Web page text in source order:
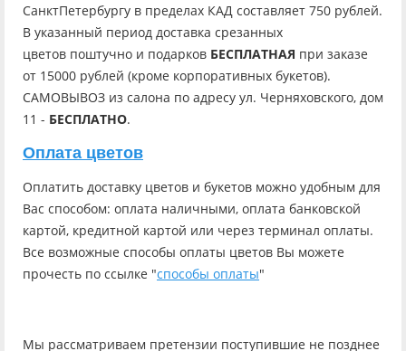
СанктПетербургу в пределах КАД составляет 750 рублей.
В указанный период доставка срезанных
цветов поштучно и подарков БЕСПЛАТНАЯ при заказе
от 15000 рублей (кроме корпоративных букетов).
САМОВЫВОЗ из салона по адресу ул. Черняховского, дом
11 - БЕСПЛАТНО.
Оплата цветов
Оплатить доставку цветов и букетов можно удобным для
Вас способом: оплата наличными, оплата банковской
картой, кредитной картой или через терминал оплаты.
Все возможные способы оплаты цветов Вы можете
прочесть по ссылке "способы оплаты"
Мы рассматриваем претензии поступившие не позднее